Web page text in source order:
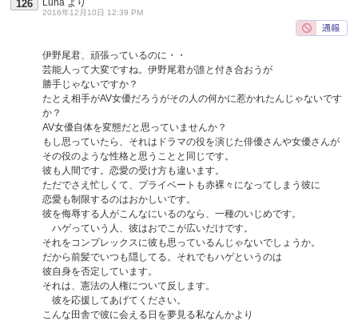
126 Luna より
2016年12月10日 12:39 PM
伊野尾君、頑張っているのに・・
芸能人って大変ですね。伊野尾君が誰と付き合おうが
勝手じゃないですか？
たとえ相手がAV女優だろうがその人の何かに惹かれたんじゃないです
か？
AV女優自体を変態だと思っていませんか？
もし思っていたら、それはドラマの役を演じた俳優さんや女優さんが
その役のような性格と思うことと同じです。
彼も人間です。恋愛の受け方も違います。
ただでさえ忙しくて、プライベートも赤裸々になってしまう彼に
恋愛も制限するのはおかしいです。
彼を侮辱する人がこんなにいるのなら、一種のいじめです。
ハゲっていう人、彼はおでこが広いだけです。
それをコンプレックスに彼も思っているんじゃないでしょうか。
だから前髪でいつも隠してる。それでもハゲというのは
彼自身を否定しています。
それは、憲法の人権について反します。
彼を応援してあげてください。
こんな田舎で彼に会える日を夢見る私なんかより